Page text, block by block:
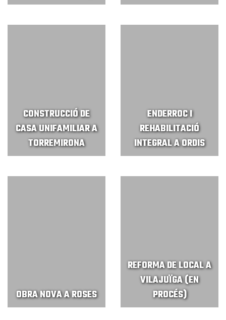
CONSTRUCCIÓ DE
CASA UNIFAMILIAR A
TORREMIRONA
ENDERROC I
REHABILITACIÓ
INTEGRAL A ORDIS
OBRA NOVA A ROSES
REFORMA DE LOCAL A
VILAJUÏGA (EN
PROCÉS)